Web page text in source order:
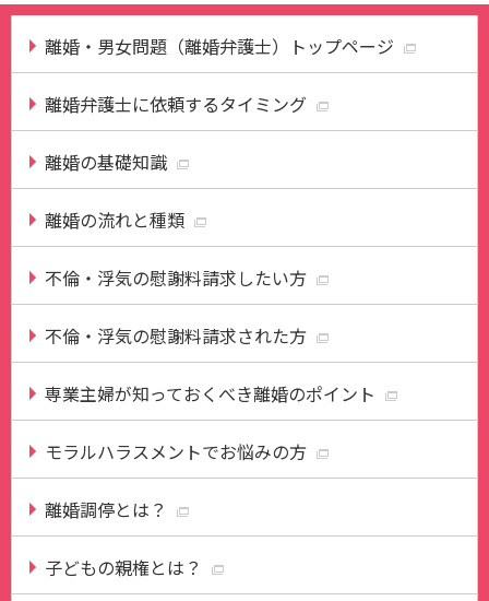
離婚・男女問題（離婚弁護士）トップページ
離婚弁護士に依頼するタイミング
離婚の基礎知識
離婚の流れと種類
不倫・浮気の慰謝料請求したい方
不倫・浮気の慰謝料請求された方
専業主婦が知っておくべき離婚のポイント
モラルハラスメントでお悩みの方
離婚調停とは？
子どもの親権とは？